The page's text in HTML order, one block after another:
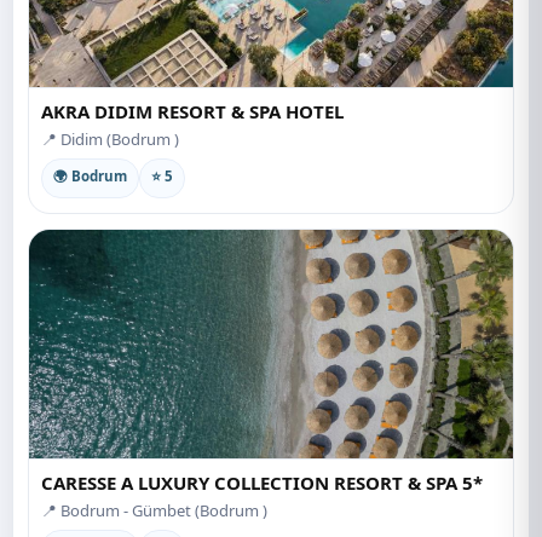
AKRA DIDIM RESORT & SPA HOTEL
📍 Didim (Bodrum )
🌍 Bodrum ⭐ 5
CARESSE A LUXURY COLLECTION RESORT & SPA 5*
📍 Bodrum - Gümbet (Bodrum )